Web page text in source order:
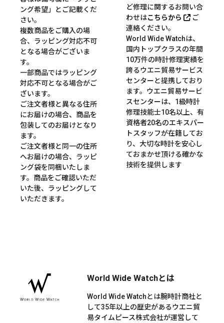
ング希望」とご記載くだ
さい。
複数商品をご購入の場
合、ラッピング対応不可
となる場合がございま
す。
一部商品ではラッピング
対応不可となる場合がご
ざいます。
ご注文者様と異なる住所
にお届けの場合、商品を
包装してのお届けとなり
ます。
ご注文者様と同一の住所
へお届けの場合、ラッピ
ング袋を同梱いたしま
す。商品をご確認いただ
いた後、ラッピングして
いただきます。
ど修理に関するお問い合
わせはこちらから
ご
連絡ください。
World Wide Watchは、
国内トップクラスの年間
10万件の時計修理実績を
誇るウエニ貿易サービス
センターと提携しており
ます。ウエニ貿易サービ
スセンターは、1級時計
修理技能士10名以上、有
資格者20名のエキスパー
トスタッフが在籍してお
り、大切な時計を安心し
ておまかせ頂ける確かな
技術を提供します
World Wide Watchとは
World Wide Watchとは腕時計商社と
して35年以上の歴史があるウエニ貿
易タイムピース株式会社が運営して